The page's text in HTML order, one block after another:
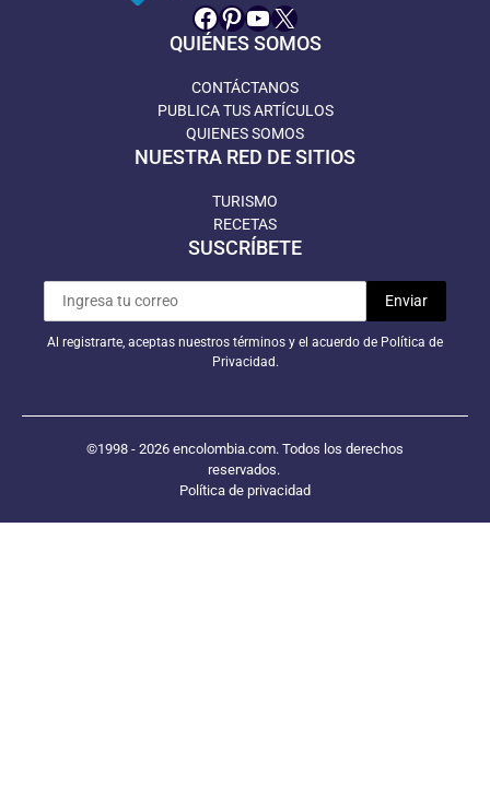
Facebook
Pinterest
YouTube
X
QUIÉNES SOMOS
CONTÁCTANOS
PUBLICA TUS ARTÍCULOS
QUIENES SOMOS
NUESTRA RED DE SITIOS
TURISMO
RECETAS
SUSCRÍBETE
Al registrarte, aceptas nuestros términos y el acuerdo de Política de
Privacidad.
©1998 - 2026 encolombia.com. Todos los derechos
reservados.
Política de privacidad